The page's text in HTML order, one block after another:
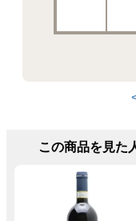
この商品を見た